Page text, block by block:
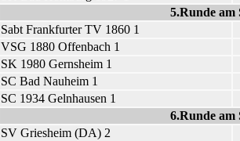
5.Runde am
Sabt Frankfurter TV 1860 1
VSG 1880 Offenbach 1
SK 1980 Gernsheim 1
SC Bad Nauheim 1
SC 1934 Gelnhausen 1
6.Runde am
SV Griesheim (DA) 2